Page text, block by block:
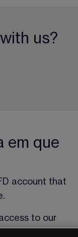
us?
em que
account that
to our
Generation